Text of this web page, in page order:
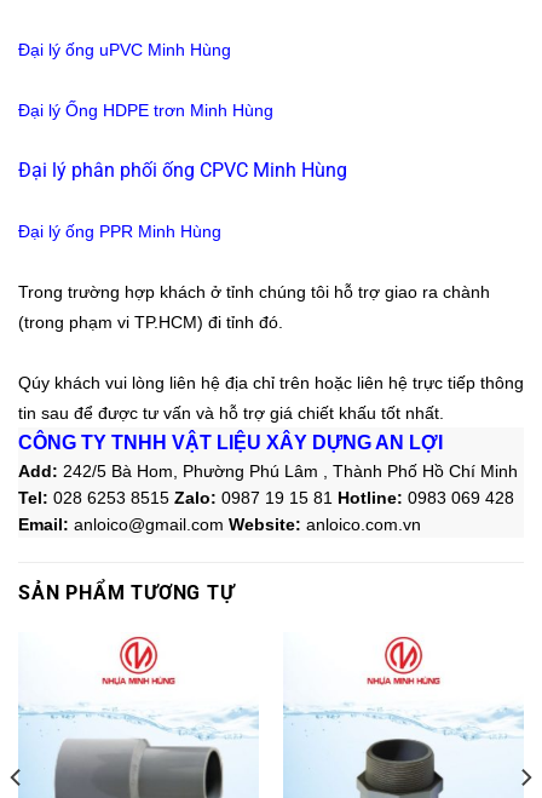
Đại lý ống uPVC Minh Hùng
Đại lý Ống HDPE trơn Minh Hùng
Đại lý phân phối ống CPVC Minh Hùng
Đại lý ống PPR Minh Hùng
Trong trường hợp khách ở tỉnh chúng tôi hỗ trợ giao ra chành
(trong phạm vi TP.HCM) đi tỉnh đó.
Qúy khách vui lòng liên hệ địa chỉ trên hoặc liên hệ trực tiếp thông
tin sau để được tư vấn và hỗ trợ giá chiết khấu tốt nhất.
CÔNG TY TNHH VẬT LIỆU XÂY DỰNG AN LỢI
Add: 242/5 Bà Hom, Phường Phú Lâm , Thành Phố Hồ Chí Minh
Tel: 028 6253 8515 Zalo: 0987 19 15 81 Hotline: 0983 069 428
Email: anloico@gmail.com Website: anloico.com.vn
SẢN PHẨM TƯƠNG TỰ